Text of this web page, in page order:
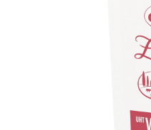
Έτοιμο